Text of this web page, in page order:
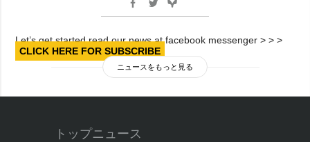
Let’s get started read our news at facebook messenger > > >
CLICK HERE FOR SUBSCRIBE
ニュースをもっと見る
トップニュース